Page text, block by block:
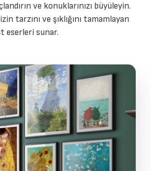
ve konuklarınızı büyüleyin.
tarzını ve şıklığını tamamlayan
eserleri sunar.